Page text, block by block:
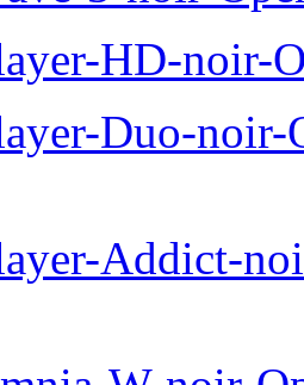
HD-noir-
Duo-
Addict-